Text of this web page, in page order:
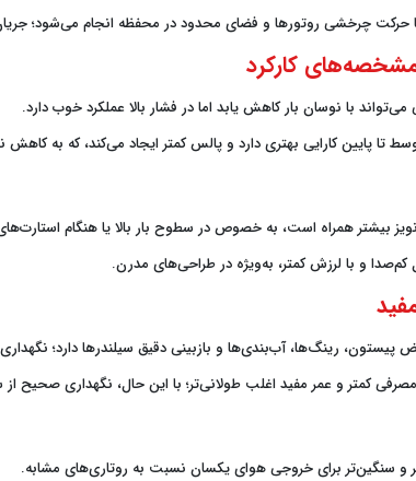
حرکت چرخشی روتورها و فضای محدود در محفظه انجام می‌شود؛
کارکرد
با نوسان بار کاهش یابد اما در فشار بالا عملکرد خوب دارد.
تا پایین کارایی بهتری دارد و پالس کمتر ایجاد می‌کند، که به
بیشتر همراه است، به خصوص در سطوح بار بالا یا هنگام
و با لرزش کمتر، به‌ویژه در طراحی‌های مدرن.
پیستون، رینگ‌ها، آب‌بندی‌ها و بازبینی دقیق سیلندرها دارد؛
کمتر و عمر مفید اغلب طولانی‌تر؛ با این حال، نگهداری صحیح
و سنگین‌تر برای خروجی هوای یکسان نسبت به روتاری‌های مشابه.